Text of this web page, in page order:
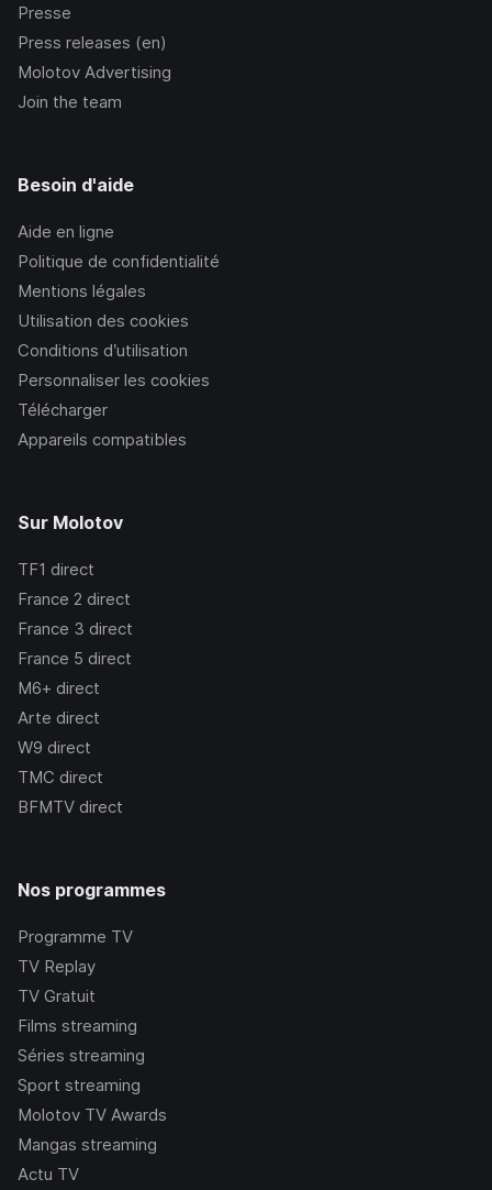
Presse
Press releases (en)
Molotov Advertising
Join the team
Besoin d'aide
Aide en ligne
Politique de confidentialité
Mentions légales
Utilisation des cookies
Conditions d’utilisation
Personnaliser les cookies
Télécharger
Appareils compatibles
Sur Molotov
TF1 direct
France 2 direct
France 3 direct
France 5 direct
M6+ direct
Arte direct
W9 direct
TMC direct
BFMTV direct
Nos programmes
Programme TV
TV Replay
TV Gratuit
Films streaming
Séries streaming
Sport streaming
Molotov TV Awards
Mangas streaming
Actu TV